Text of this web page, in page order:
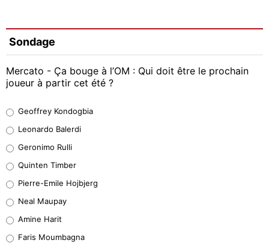
Sondage
Mercato - Ça bouge à l’OM : Qui doit être le prochain
joueur à partir cet été ?
38%
32%
5%
1%
Geoffrey Kondogbia
Leonardo Balerdi
Geronimo Rulli
Quinten Timber
Pierre-Emile Hojbjerg
Neal Maupay
Amine Harit
Faris Moumbagna